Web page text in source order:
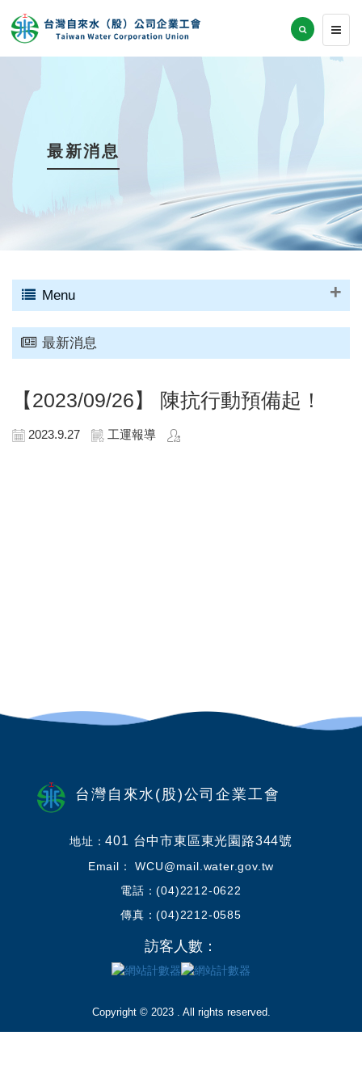
最新消息
Menu
最新消息
【2023/09/26】 陳抗行動預備起！
2023.9.27 工運報導
台灣自來水(股)公司企業工會
地址：401 台中市東區東光園路344號
Email： WCU@mail.water.gov.tw
電話：(04)2212-0622
傳真：(04)2212-0585
訪客人數：
Copyright © 2023 . All rights reserved.